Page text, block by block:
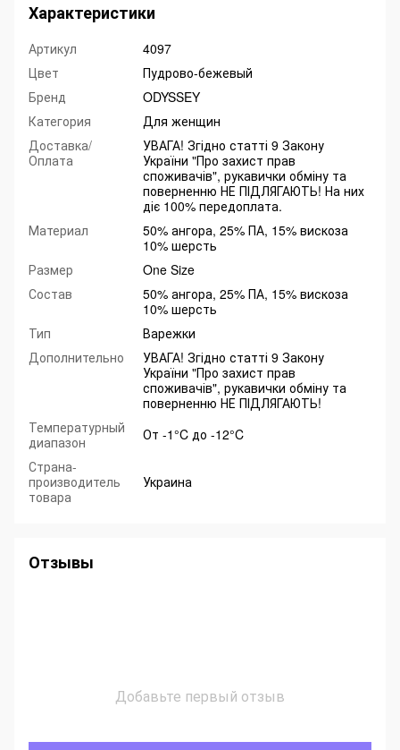
Характеристики
Артикул
4097
Цвет
Пудрово-бежевый
Бренд
ODYSSEY
Категория
Для женщин
Доставка/
Оплата
УВАГА! Згідно статті 9 Закону
України "Про захист прав
споживачів", рукавички обміну та
поверненню НЕ ПІДЛЯГАЮТЬ! На них
діє 100% передоплата.
Материал
50% ангора, 25% ПА, 15% вискоза
10% шерсть
Размер
One Size
Состав
50% ангора, 25% ПА, 15% вискоза
10% шерсть
Тип
Варежки
Дополнительно
УВАГА! Згідно статті 9 Закону
України "Про захист прав
споживачів", рукавички обміну та
поверненню НЕ ПІДЛЯГАЮТЬ!
Температурный
диапазон
От -1°C до -12°C
Страна-
производитель
товара
Украина
Отзывы
Добавьте первый отзыв